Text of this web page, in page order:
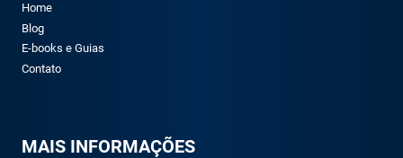
Home
Blog
E-books e Guias
Contato
MAIS INFORMAÇÕES